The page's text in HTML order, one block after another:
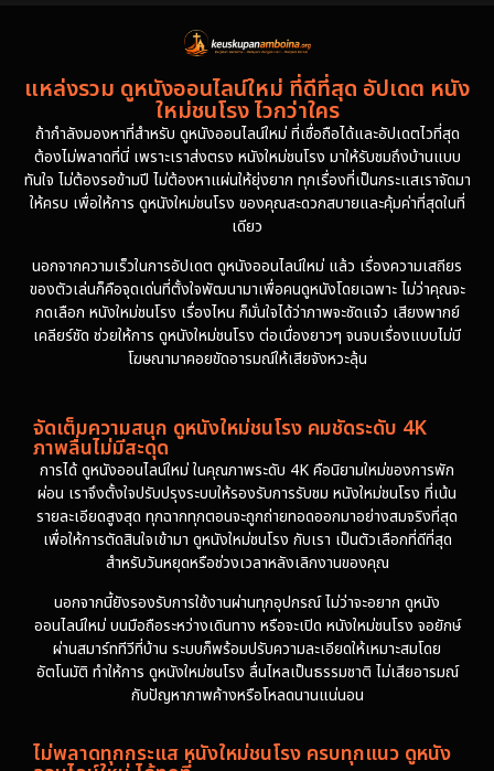
แหล่งรวม ดูหนังออนไลน์ใหม่ ที่ดีที่สุด อัปเดต หนัง
ใหม่ชนโรง ไวกว่าใคร
ถ้ากำลังมองหาที่สำหรับ ดูหนังออนไลน์ใหม่ ที่เชื่อถือได้และอัปเดตไวที่สุด
ต้องไม่พลาดที่นี่ เพราะเราส่งตรง หนังใหม่ชนโรง มาให้รับชมถึงบ้านแบบ
ทันใจ ไม่ต้องรอข้ามปี ไม่ต้องหาแผ่นให้ยุ่งยาก ทุกเรื่องที่เป็นกระแสเราจัดมา
ให้ครบ เพื่อให้การ ดูหนังใหม่ชนโรง ของคุณสะดวกสบายและคุ้มค่าที่สุดในที่
เดียว
นอกจากความเร็วในการอัปเดต ดูหนังออนไลน์ใหม่ แล้ว เรื่องความเสถียร
ของตัวเล่นก็คือจุดเด่นที่ตั้งใจพัฒนามาเพื่อคนดูหนังโดยเฉพาะ ไม่ว่าคุณจะ
กดเลือก หนังใหม่ชนโรง เรื่องไหน ก็มั่นใจได้ว่าภาพจะชัดแจ๋ว เสียงพากย์
เคลียร์ชัด ช่วยให้การ ดูหนังใหม่ชนโรง ต่อเนื่องยาวๆ จนจบเรื่องแบบไม่มี
โฆษณามาคอยขัดอารมณ์ให้เสียจังหวะลุ้น
จัดเต็มความสนุก ดูหนังใหม่ชนโรง คมชัดระดับ 4K
ภาพลื่นไม่มีสะดุด
การได้ ดูหนังออนไลน์ใหม่ ในคุณภาพระดับ 4K คือนิยามใหม่ของการพัก
ผ่อน เราจึงตั้งใจปรับปรุงระบบให้รองรับการรับชม หนังใหม่ชนโรง ที่เน้น
รายละเอียดสูงสุด ทุกฉากทุกตอนจะถูกถ่ายทอดออกมาอย่างสมจริงที่สุด
เพื่อให้การตัดสินใจเข้ามา ดูหนังใหม่ชนโรง กับเรา เป็นตัวเลือกที่ดีที่สุด
สำหรับวันหยุดหรือช่วงเวลาหลังเลิกงานของคุณ
นอกจากนี้ยังรองรับการใช้งานผ่านทุกอุปกรณ์ ไม่ว่าจะอยาก ดูหนัง
ออนไลน์ใหม่ บนมือถือระหว่างเดินทาง หรือจะเปิด หนังใหม่ชนโรง จอยักษ์
ผ่านสมาร์ททีวีที่บ้าน ระบบก็พร้อมปรับความละเอียดให้เหมาะสมโดย
อัตโนมัติ ทำให้การ ดูหนังใหม่ชนโรง ลื่นไหลเป็นธรรมชาติ ไม่เสียอารมณ์
กับปัญหาภาพค้างหรือโหลดนานแน่นอน
ไม่พลาดทุกกระแส หนังใหม่ชนโรง ครบทุกแนว ดูหนัง